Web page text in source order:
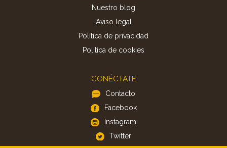
Nuestro blog
Aviso legal
Política de privacidad
Politica de cookies
CONÉCTATE
Contacto
Facebook
Instagram
Twitter